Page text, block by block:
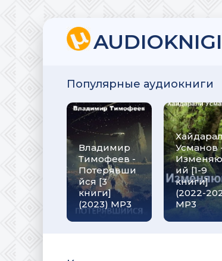
Популярные аудиокниги
Владимир
Тимофеев -
Потерявши
йся [3
книги]
(2023) МР3
Усманов
ий [1-9
книги]
(2022-
МР3